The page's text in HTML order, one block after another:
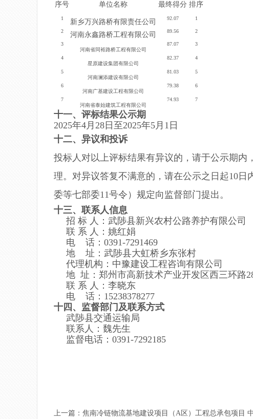
序号 单位名称 最终得分 排序
1
新乡万兴路桥有限责任公司
92.07 1
2
河南永鑫路桥工程有限公司
89.56 2
3
河南省同裕路桥工程有限公司
87.07 3
4
星原建设集团有限公司
82.37 4
5
河南澜添建设有限公司
81.03 5
6
河南广基建设工程有限公司
79.38 6
7
河南省泰始建筑工程有限公司
74.93 7
十一、评标结果公示期
2025年4月 28 日至2025年5月 1 日
十二、 异议和投诉
投标人对以上评标结果有异议的，请于公示期
理。对异议答复不满意的，请在公示之日起10
委等七部委11号令）规定向监督部门提出。
十三、联系人信息
招 标 人： 武陟县新兴农村公路养护有限公司
联 系 人： 姚红娟
电
话：0391-7291469
地
址： 武陟县大虹桥乡东张村
代理机构： 中豫建设工程咨询有限公司
地 址： 郑州市高新技术产业开发区西三环路
联 系 人： 李晓东
电
话： 15238378277
十 四 、监督部门及联系方式
武陟县交通运输局
联系人：魏先生
监督电话：0391-7292185
上一篇： 焦南冷链物流基地建设项目（A区）工程总承包项目